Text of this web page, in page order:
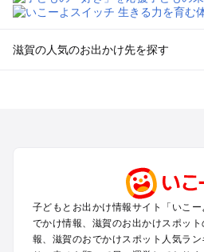
滋賀の人気のお出かけ先を探す
信楽・甲賀のプールお出かけ
湖西（琵琶湖）のプールお出かけ
雄琴・堅田のプールお出かけ
子どもとお出かけ情報サイト「いこ
でかけ情報、滋賀のお出かけスポッ
報、滋賀のおでかけスポット人気ラ